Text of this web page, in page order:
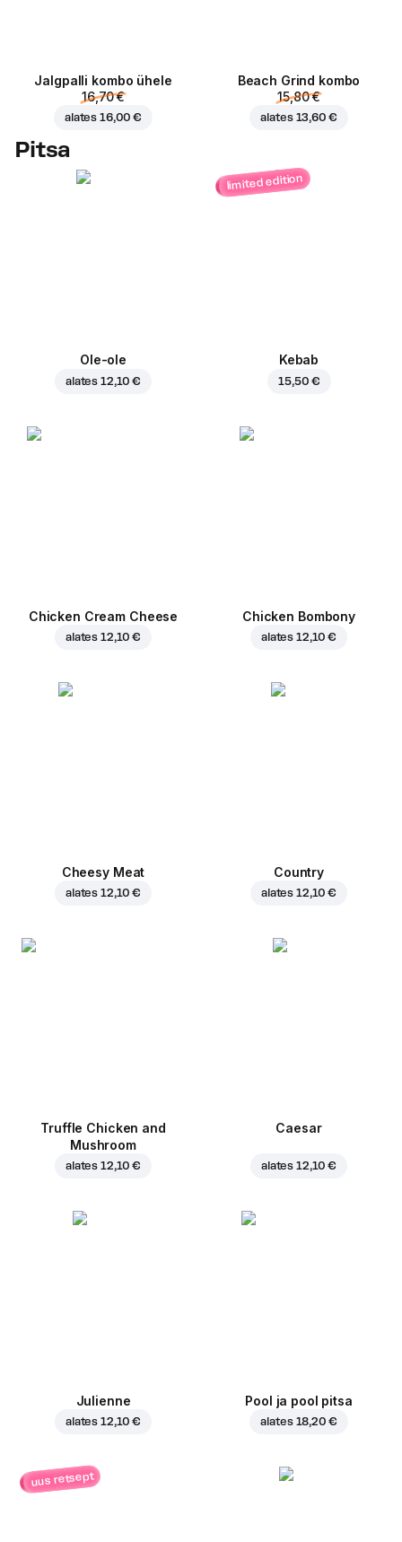
Jalgpalli kombo ühele
16,70 €
alates 16,00 €
Beach Grind kombo
15,80 €
alates 13,60 €
Pitsa
Ole-ole
alates 12,10 €
limited edition
Kebab
15,50 €
Chicken Cream Cheese
alates 12,10 €
Chicken Bombony
alates 12,10 €
Cheesy Meat
alates 12,10 €
Country
alates 12,10 €
Truffle Chicken and
Mushroom
alates 12,10 €
Caesar
alates 12,10 €
Julienne
alates 12,10 €
Pool ja pool pitsa
alates 18,20 €
uus retsept